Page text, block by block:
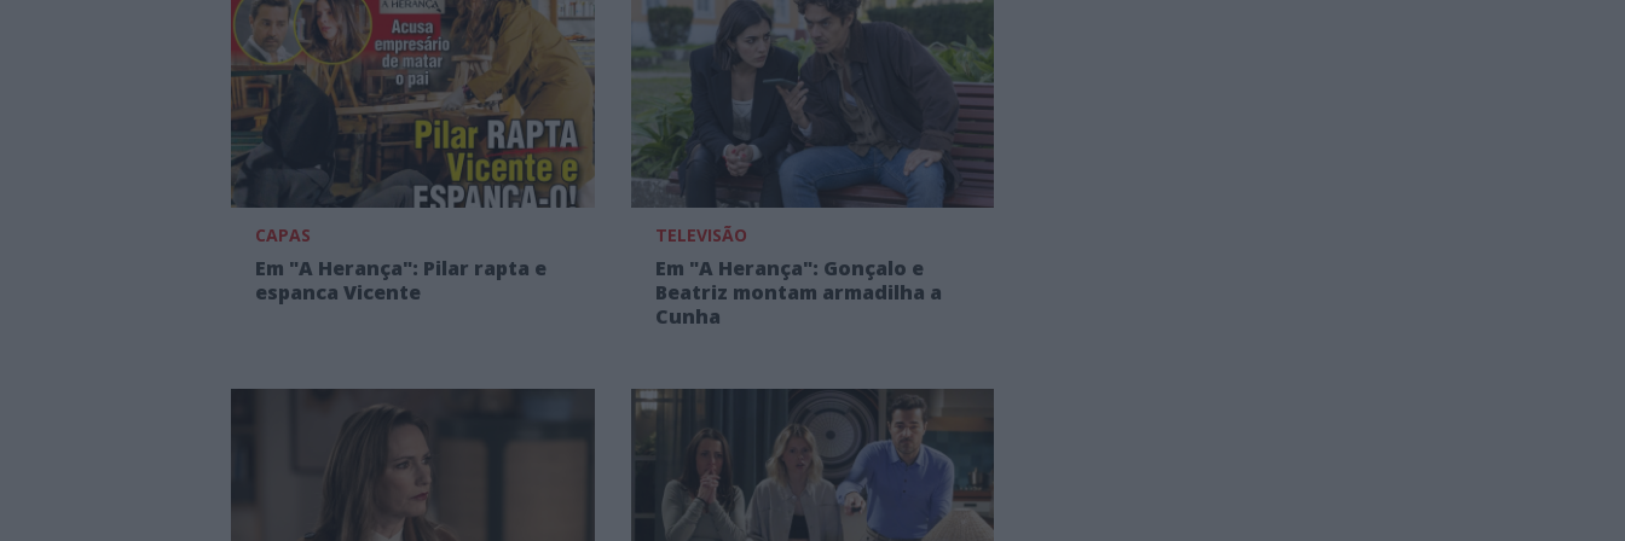
CAPAS
Em "A Herança": Pilar rapta e
espanca Vicente
TELEVISÃO
Em "A Herança": Gonçalo e
Beatriz montam armadilha a
Cunha